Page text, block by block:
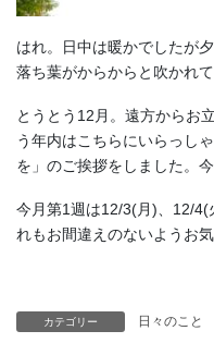
はれ。日中は暖かでしたが
落ち葉がからからと吹かれて
とうとう12月。遠方からお
う年内はこちらにいらっし
を」のご挨拶をしました。今
今月第1週は12/3(月)、12/4(
れもお間違えのないようお
カテゴリー 日々のこと